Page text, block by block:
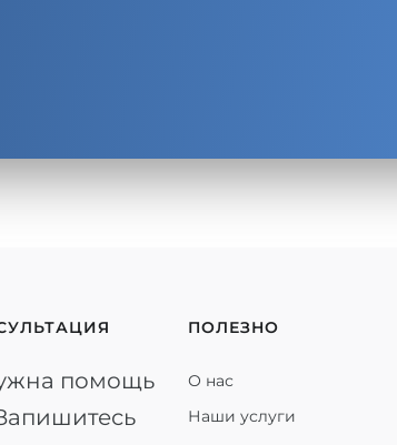
помощь
ПОЛЕЗНО
О нас
Наши услуги